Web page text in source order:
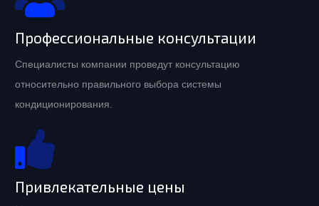
Профессиональные консультации
Специалисты компании проведут консультацию
относительно правильного выбора системы
кондиционирования.
Привлекательные цены